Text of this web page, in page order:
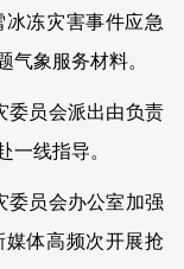
冻灾害事件应急
气象服务材料。
委员会派出由负责
一线指导。
委员会办公室加强
体高频次开展抢